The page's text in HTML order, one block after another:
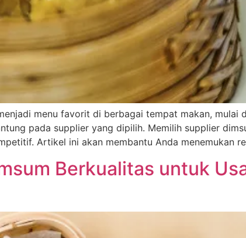
menu favorit di berbagai tempat makan, mulai
pada supplier yang dipilih. Memilih supplier
Artikel ini akan membantu Anda menemukan
Berkualitas untuk